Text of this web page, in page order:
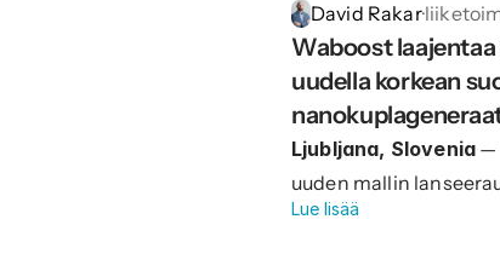
David Rakar·
Waboost
uudella korkean
Ljubljana, Slovenia —
uuden mallin
Lue lisää